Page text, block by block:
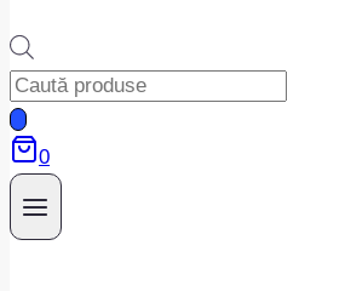
Products
search
0